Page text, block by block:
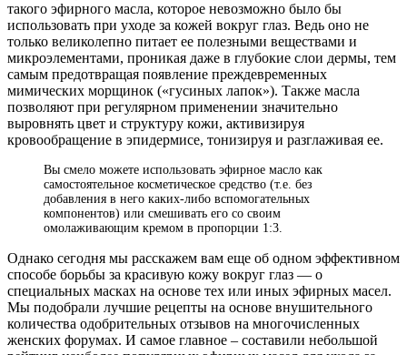
такого эфирного масла, которое невозможно было бы
использовать при уходе за кожей вокруг глаз. Ведь оно не
только великолепно питает ее полезными веществами и
микроэлементами, проникая даже в глубокие слои дермы, тем
самым предотвращая появление преждевременных
мимических морщинок («гусиных лапок»). Также масла
позволяют при регулярном применении значительно
выровнять цвет и структуру кожи, активизируя
кровообращение в эпидермисе, тонизируя и разглаживая ее.
Вы смело можете использовать эфирное масло как
самостоятельное косметическое средство (т.е. без
добавления в него каких-либо вспомогательных
компонентов) или смешивать его со своим
омолаживающим кремом в пропорции 1:3.
Однако сегодня мы расскажем вам еще об одном эффективном
способе борьбы за красивую кожу вокруг глаз — о
специальных масках на основе тех или иных эфирных масел.
Мы подобрали лучшие рецепты на основе внушительного
количества одобрительных отзывов на многочисленных
женских форумах. И самое главное – составили небольшой